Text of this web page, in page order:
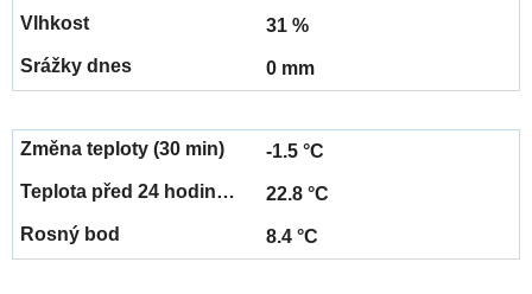
31 %
0 mm
-1.5 °C
22.8 °C
8.4 °C